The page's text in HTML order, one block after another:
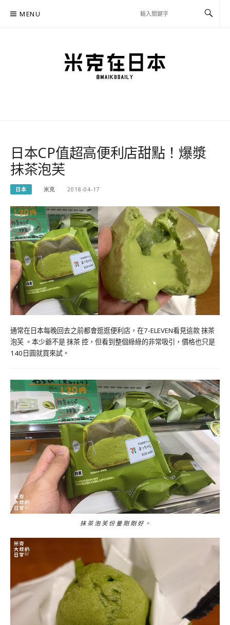
MENU
日本CP值超高便利店甜點！爆漿
抹茶泡芙
日本 米克 2018-04-17
通常在日本每晚回去之前都會逛逛便利店，在7-ELEVEN看見這款 抹茶
泡芙 。本少爺不是 抹茶 控，但看到整個綠綠的非常吸引，價格也只是
140日圓就買來試。
抹 茶 泡 芙 份 量 剛 剛 好 。